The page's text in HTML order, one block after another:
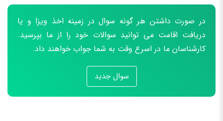
در صورت داشتن هر گونه سوال در زمینه اخذ ویزا و یا
دریافت اقامت می توانید سوالات خود را از ما بپرسید.
کارشناسان ما در اسرع وقت به شما جواب خواهند داد.
سوال جدید